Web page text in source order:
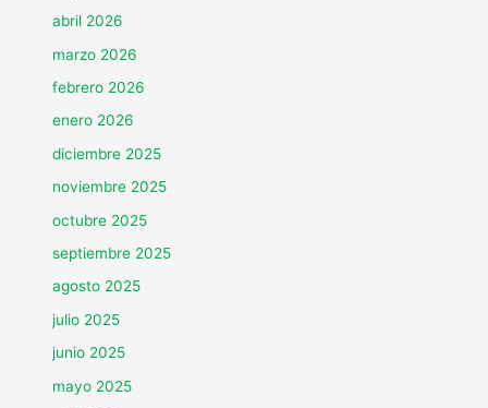
abril 2026
marzo 2026
febrero 2026
enero 2026
diciembre 2025
noviembre 2025
octubre 2025
septiembre 2025
agosto 2025
julio 2025
junio 2025
mayo 2025